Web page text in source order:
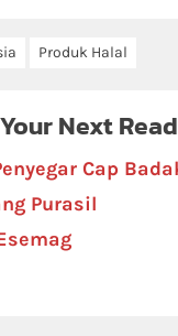
Produk Halal
Next Read
Cap
Purasil